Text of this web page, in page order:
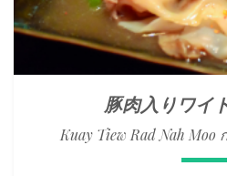
豚肉入りワイ
Kuay Tiew Rad Nah